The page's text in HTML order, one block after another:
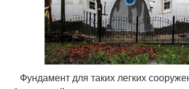
Фундамент для таких легких